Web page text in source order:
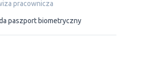
pracownicza
paszport biometryczny